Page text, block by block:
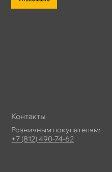
Контакты
Розничным покупателям:
+7 (812) 490-74-62